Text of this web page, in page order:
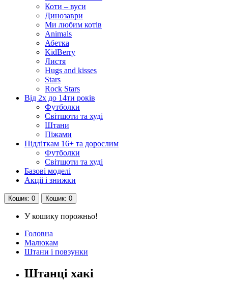
Коти – вуси
Динозаври
Ми любим котів
Animals
Абетка
KidBerry
Листя
Hugs and kisses
Stars
Rock Stars
Від 2х до 14ти років
Футболки
Світшоти та худі
Штани
Піжами
Підліткам 16+ та дорослим
Футболки
Світшоти та худі
Базові моделі
Акціі і знижки
Кошик: 0 Кошик: 0
У кошику порожньо!
Головна
Малюкам
Штани і повзунки
Штанці хакі